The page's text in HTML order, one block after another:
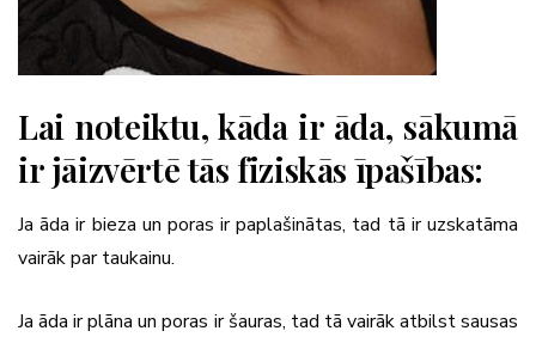
Lai noteiktu, kāda ir āda, sākumā
ir jāizvērtē tās fiziskās īpašības:
Ja āda ir bieza un poras ir paplašinātas, tad tā ir uzskatāma
vairāk par taukainu.
Ja āda ir plāna un poras ir šauras, tad tā vairāk atbilst sausas